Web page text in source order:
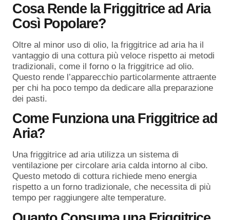
Cosa Rende la Friggitrice ad Aria
Così Popolare?
Oltre al minor uso di olio, la friggitrice ad aria ha il
vantaggio di una cottura più veloce rispetto ai metodi
tradizionali, come il forno o la friggitrice ad olio.
Questo rende l’apparecchio particolarmente attraente
per chi ha poco tempo da dedicare alla preparazione
dei pasti.
Come Funziona una Friggitrice ad
Aria?
Una friggitrice ad aria utilizza un sistema di
ventilazione per circolare aria calda intorno al cibo.
Questo metodo di cottura richiede meno energia
rispetto a un forno tradizionale, che necessita di più
tempo per raggiungere alte temperature.